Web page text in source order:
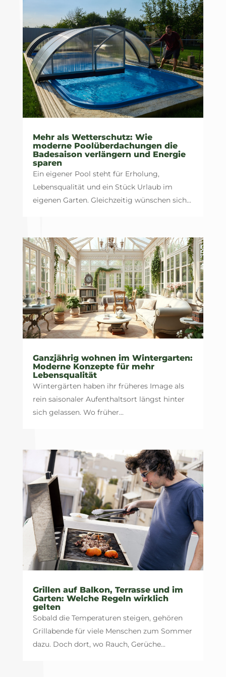
Mehr als Wetterschutz: Wie
moderne Poolüberdachungen die
Badesaison verlängern und Energie
sparen
Ein eigener Pool steht für Erholung,
Lebensqualität und ein Stück Urlaub im
eigenen Garten. Gleichzeitig wünschen sich...
Ganzjährig wohnen im Wintergarten:
Moderne Konzepte für mehr
Lebensqualität
Wintergärten haben ihr früheres Image als
rein saisonaler Aufenthaltsort längst hinter
sich gelassen. Wo früher...
Grillen auf Balkon, Terrasse und im
Garten: Welche Regeln wirklich
gelten
Sobald die Temperaturen steigen, gehören
Grillabende für viele Menschen zum Sommer
dazu. Doch dort, wo Rauch, Gerüche...